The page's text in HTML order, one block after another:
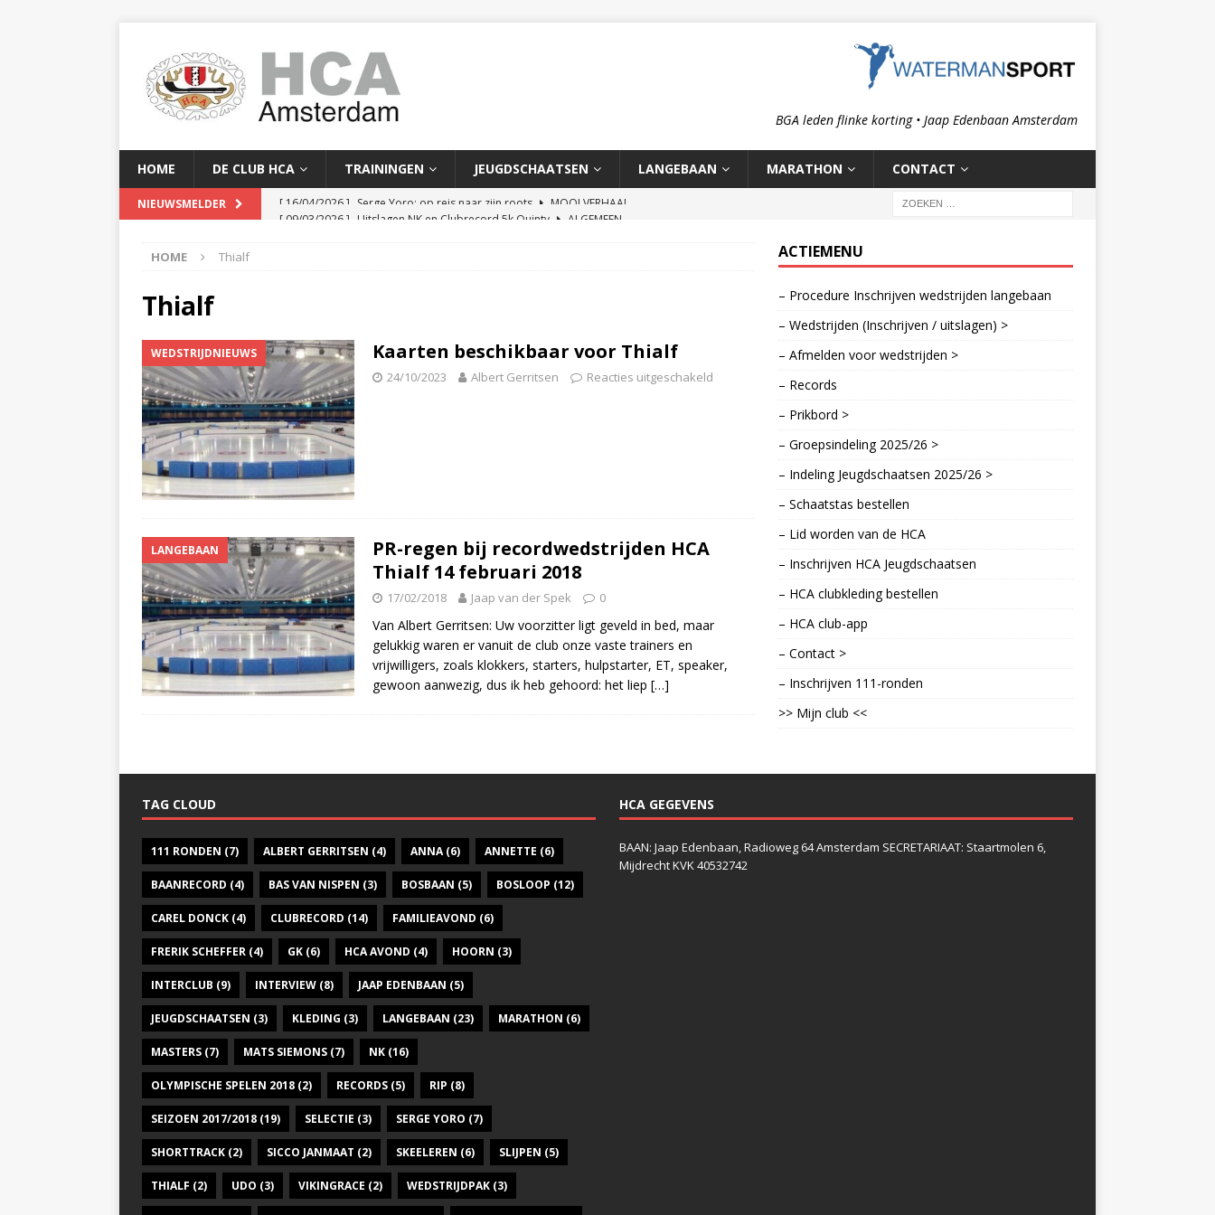
BGA leden flinke korting • Jaap Edenbaan Amsterdam
HOME DE CLUB HCA TRAININGEN JEUGDSCHAATSEN LANGEBAAN MARATHON CONTACT
NIEUWSMELDER [ 09/03/2026 ] Uitslagen NK en Clubrecord 5k Quinty
ALGEMEEN
HOME Thialf
Thialf
WEDSTRIJDNIEUWS Kaarten beschikbaar voor Thialf
24/10/2023 Albert Gerritsen Reacties uitgeschakeld
LANGEBAAN
PR-regen bij recordwedstrijden HCA
Thialf 14 februari 2018
17/02/2018 Jaap van der Spek 0
Van Albert Gerritsen: Uw voorzitter ligt geveld in bed, maar
gelukkig waren er vanuit de club onze vaste trainers en
vrijwilligers, zoals klokkers, starters, hulpstarter, ET, speaker,
gewoon aanwezig, dus ik heb gehoord: het liep […]
ACTIEMENU
– Procedure Inschrijven wedstrijden langebaan
– Wedstrijden (Inschrijven / uitslagen) >
– Afmelden voor wedstrijden >
– Records
– Prikbord >
– Groepsindeling 2025/26 >
– Indeling Jeugdschaatsen 2025/26 >
– Schaatstas bestellen
– Lid worden van de HCA
– Inschrijven HCA Jeugdschaatsen
– HCA clubkleding bestellen
– HCA club-app
– Contact >
– Inschrijven 111-ronden
>> Mijn club <<
TAG CLOUD
111 RONDEN (7) ALBERT GERRITSEN (4) ANNA(6) ANNETTE (6)
BAANRECORD (4) BAS VAN NISPEN (3) BOSBAAN (5) BOSLOOP (12)
CAREL DONCK (4) CLUBRECORD (14) FAMILIEAVOND (6)
FRERIK SCHEFFER (4) GK (6) HCA AVOND (4) HOORN (3)
INTERCLUB (9) INTERVIEW (8) JAAP EDENBAAN (5)
JEUGDSCHAATSEN (3) KLEDING (3) LANGEBAAN (23) MARATHON (6)
MASTERS (7) MATS SIEMONS (7) NK (16)
OLYMPISCHE SPELEN 2018 (2) RECORDS (5) RIP (8)
SEIZOEN 2017/2018 (19) SELECTIE (3) SERGE YORO (7)
SHORTTRACK (2) SICCO JANMAAT (2) SKEELEREN (6) SLIJPEN (5)
THIALF (2) UDO (3) VIKINGRACE (2) WEDSTRIJDPAK (3)
HCA GEGEVENS
BAAN: Jaap Edenbaan, Radioweg 64 Amsterdam SECRETARIAAT: Staartmolen 6,
Mijdrecht KVK 40532742